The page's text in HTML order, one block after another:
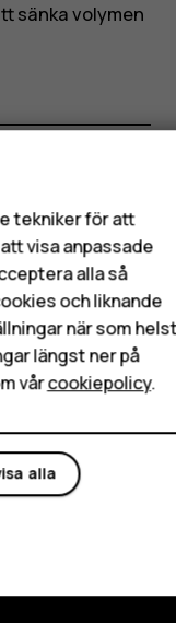
sänka volymen
tekniker för att
visa anpassade
alla så
och liknande
när som helst
längst ner på
vårcookiepolicy.
alla